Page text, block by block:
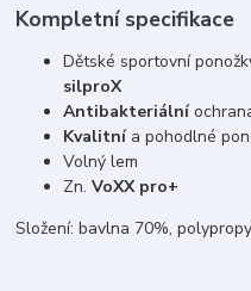
Kompletní specifikace
Dětské sportovní
silproX
Antibakteriální
Kvalitnía pohodlné
Volný lem
Zn.VoXX pro+
Složení: bavlna 70%,